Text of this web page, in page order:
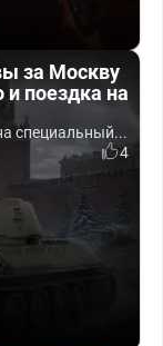
за Москву
и поездка на
специальный...
4